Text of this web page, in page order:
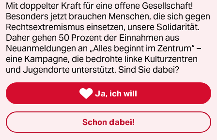
Frau Kirschgrün
11.12.2019,02:16 Uhr
Die WOLLEN uns verarschen.
Das ist ihr Geschäftsmodell.
Aber da "wir" die immer wieder wählen, wird
Ist doch auch schon wurscht, wer genau von
den sog. etablierten Parteien – Verarschung
Mit doppelter Kraft für eine offene Gesellschaft!
Besonders jetzt brauchen Menschen, die sich gegen
Rechtsextremismus einsetzen, unsere Solidarität.
Daher gehen 50 Prozent der Einnahmen aus
Neuanmeldungen an „Alles beginnt im Zentrum“ –
eine Kampagne, die bedrohte linke Kulturzentren
und Jugendorte unterstützt. Sind Sie dabei?
 Ja, ich will
Schon dabei!